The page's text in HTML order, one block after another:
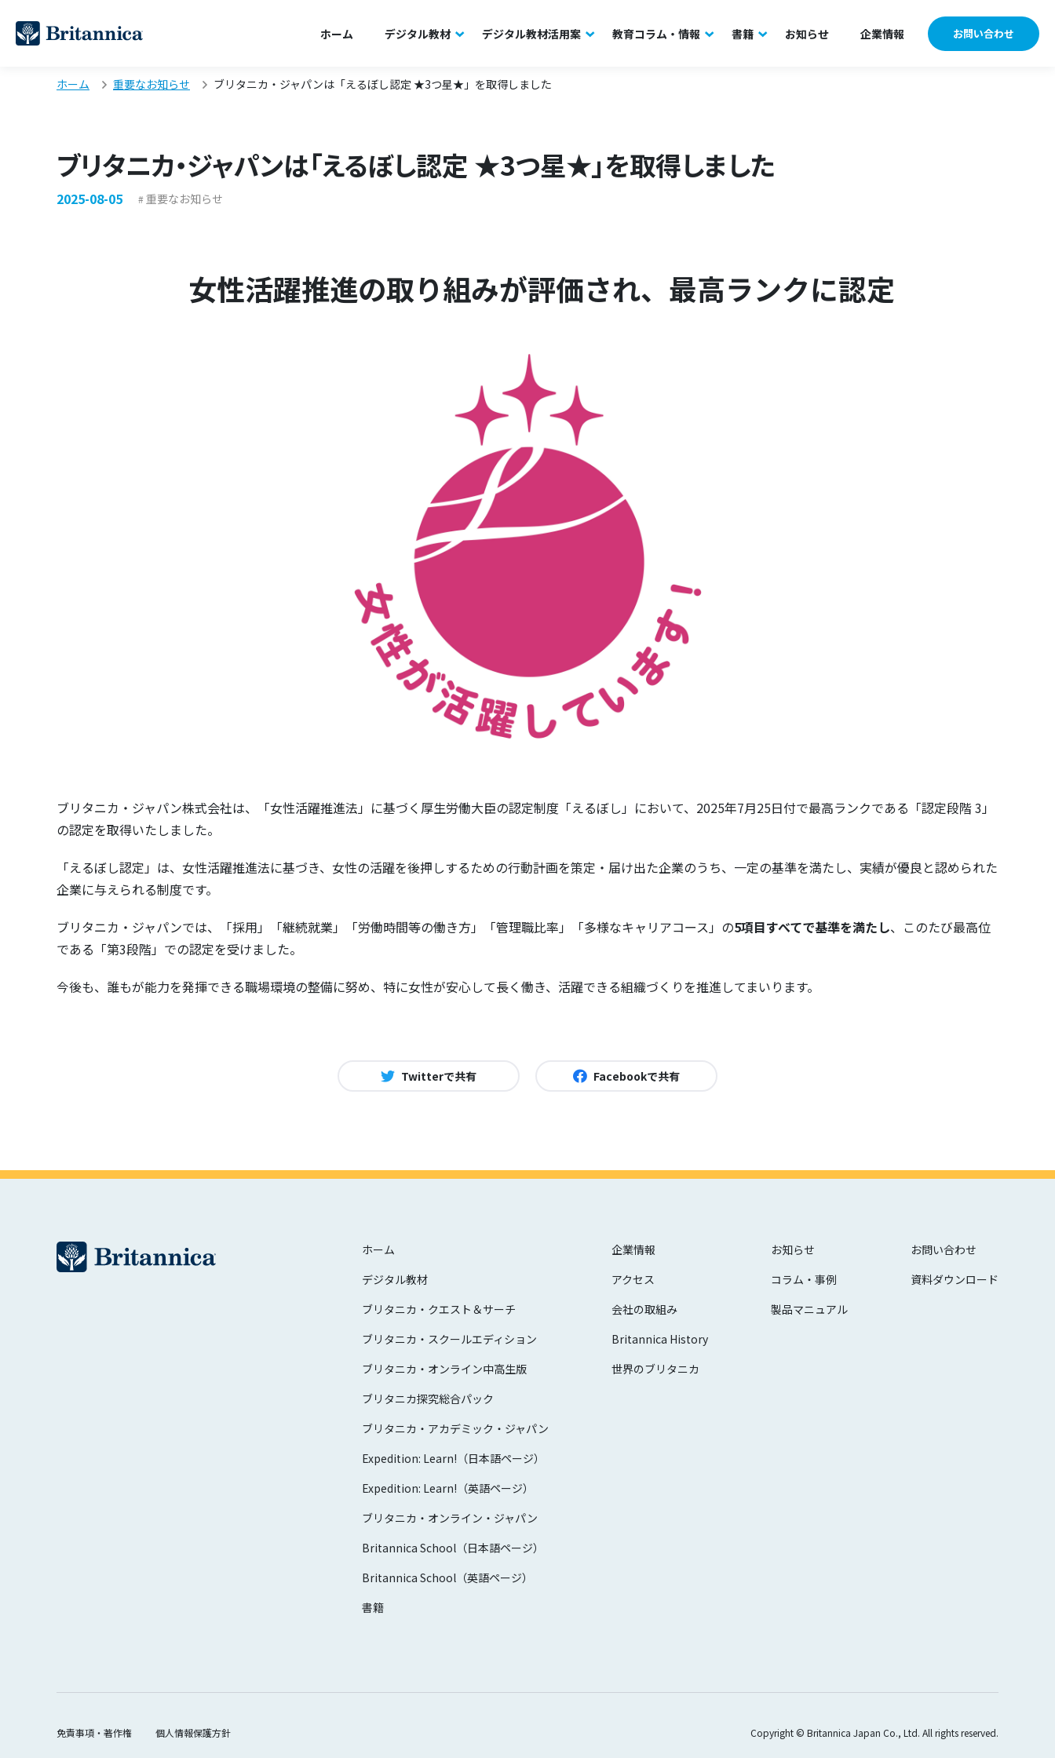
ホーム デジタル教材 デジタル教材活用案 教育コラム・情報 書籍 お知らせ 企業情報 お問い合わせ
ホーム 重要なお知らせ ブリタニカ・ジャパンは「えるぼし認定 ★3つ星★」を取得しました
ブリタニカ・ジャパンは「えるぼし認定 ★3つ星★」を取得しました
2025-08-05 重要なお知らせ
女性活躍推進の取り組みが評価され、最高ランクに認定
ブリタニカ・ジャパン株式会社は、「女性活躍推進法」に基づく厚生労働大臣の認定制度「えるぼし」において、2025年7月25日付で最高ランクである「認定段階 3」
の認定を取得いたしました。
「えるぼし認定」は、女性活躍推進法に基づき、女性の活躍を後押しするための行動計画を策定・届け出た企業のうち、一定の基準を満たし、実績が優良と認められた
企業に与えられる制度です。
ブリタニカ・ジャパンでは、「採用」「継続就業」「労働時間等の働き方」「管理職比率」「多様なキャリアコース」の5項目すべてで基準を満たし、このたび最高位
である「第3段階」での認定を受けました。
今後も、誰もが能力を発揮できる職場環境の整備に努め、特に女性が安心して長く働き、活躍できる組織づくりを推進してまいります。
Twitterで共有 Facebookで共有
ホーム
デジタル教材
ブリタニカ・クエスト＆サーチ
ブリタニカ・スクールエディション
ブリタニカ・オンライン中高生版
ブリタニカ探究総合パック
ブリタニカ・アカデミック・ジャパン
Expedition: Learn!（日本語ページ）
Expedition: Learn!（英語ページ）
ブリタニカ・オンライン・ジャパン
Britannica School（日本語ページ）
Britannica School（英語ページ）
書籍
企業情報
アクセス
会社の取組み
Britannica History
世界のブリタニカ
お知らせ
コラム・事例
製品マニュアル
お問い合わせ
資料ダウンロード
免責事項・著作権 個人情報保護方針 Copyright © Britannica Japan Co., Ltd. All rights reserved.